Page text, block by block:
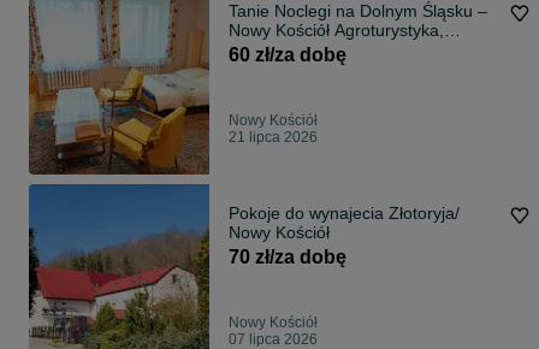
Tanie Noclegi na Dolnym Śląsku –
Nowy Kościół Agroturystyka,
Pokoje, Grupy
Pracownicze/Rodziny (do 11 osób)
60 zł/za dobę
Nowy Kościół
21 lipca 2026
Pokoje do wynajecia Złotoryja/
Nowy Kościół
70 zł/za dobę
Nowy Kościół
07 lipca 2026